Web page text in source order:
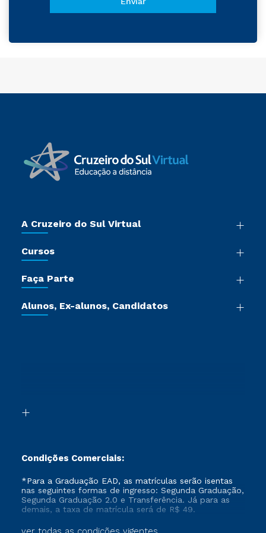
A Cruzeiro do Sul Virtual
Sala de Imprensa
Certificadoras
Jornada do Aluno
Cursos
Pós-graduação
Cursos Livres
Faça Parte
Vestibular Redação
Formação Pedagógica - R2
Alunos, Ex-alunos, Candidatos
Condições Comerciais:
*Para a Graduação EAD, as matrículas serão isentas
nas seguintes formas de ingresso: Segunda Graduação,
Segunda Graduação 2.0 e Transferência. Já para as
demais, a taxa de matrícula será de R$ 49.